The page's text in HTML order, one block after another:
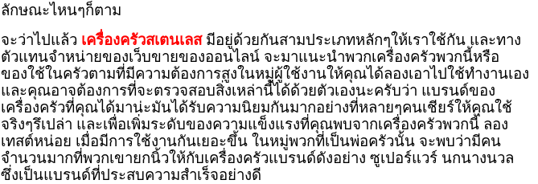
ลักษณะไหนๆก็ตาม
จะว่าไปแล้ว เครื่องครัวสเตนเลส มีอยู่ด้วยกันสามประเภทหลักๆให้เราใช้กัน และทาง
ตัวแทนจำหน่ายของเว็บขายของออนไลน์ จะมาแนะนำพวกเครื่องครัวพวกนี้หรือ
ของใช้ในครัวตามที่มีความต้องการสูงในหมู่ผู้ใช้งานให้คุณได้ลองเอาไปใช้ทำงานเอง
และคุณอาจต้องการที่จะตรวจสอบสิ่งเหล่านี้ได้ด้วยตัวเองนะครับว่า แบรนด์ของ
เครื่องครัวที่คุณได้มาน่ะมันได้รับความนิยมกันมากอย่างที่หลายๆคนเชียร์ให้คุณใช้
จริงๆรึเปล่า และเพื่อเพิ่มระดับของความแข็งแรงที่คุณพบจากเครื่องครัวพวกนี้ ลอง
เทสต์หน่อย เมื่อมีการใช้งานกันเยอะขึ้น ในหมู่พวกที่เป็นพ่อครัวนั้น จะพบว่ามีคน
จำนวนมากที่พวกเขายกนิ้วให้กับเครื่องครัวแบรนด์ดังอย่าง ซูเปอร์แวร์ นกนางนวล
ซึ่งเป็นแบรนด์ที่ประสบความสำเร็จอย่างดี